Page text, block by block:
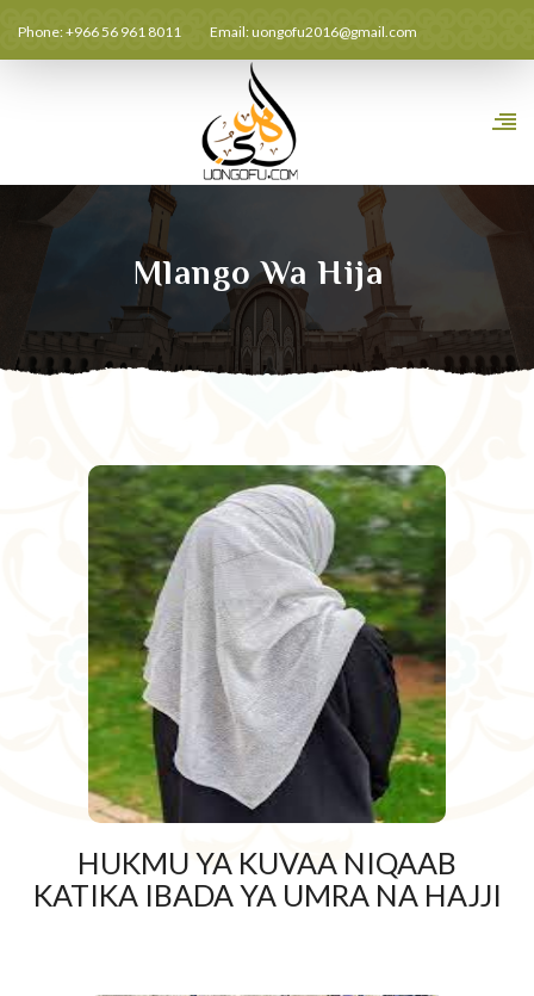
Phone: +966 56 961 8011 Email:uongofu2016@gmail.com
Mlango Wa Hija
HUKMU YA KUVAA NIQAAB
KATIKA IBADA YA UMRA NA HAJJI